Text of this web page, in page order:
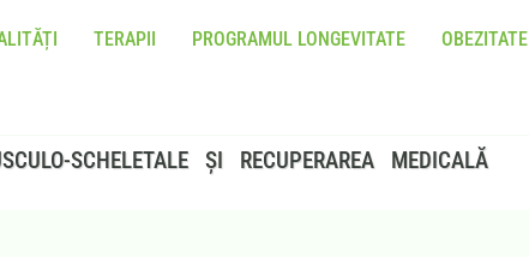
TERAPII PROGRAMUL LONGEVITATE OBEZITATE
SCHELETALE ȘI RECUPERAREA MEDICALĂ